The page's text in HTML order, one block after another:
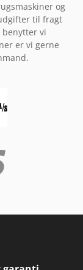
og
til fragt
benytter vi
er vi gerne